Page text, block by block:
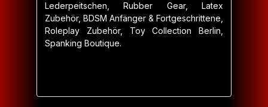
Lederpeitschen, Rubber Gear, Latex
Zubehör, BDSM Anfänger & Fortgeschrittene,
Roleplay Zubehör, Toy Collection Berlin,
Spanking Boutique.